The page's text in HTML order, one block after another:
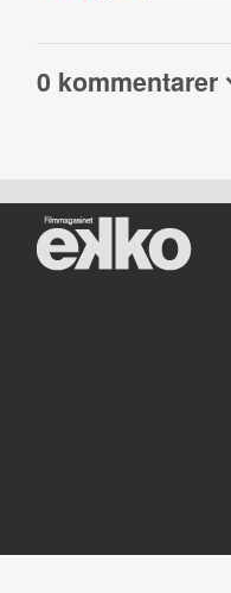
0 kommentarer